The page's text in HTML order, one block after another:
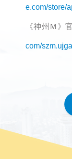
e.com/store/
《神州Ｍ》
com/